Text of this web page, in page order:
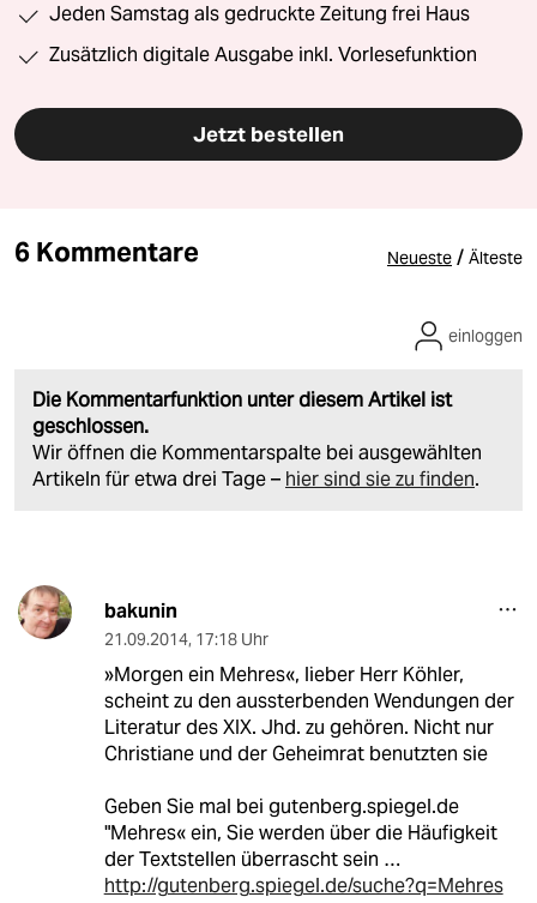
Jeden Samstag als gedruckte Zeitung frei Haus
Zusätzlich digitale Ausgabe inkl. Vorlesefunktion
Jetzt bestellen
6 Kommentare Neueste / Älteste
Die Kommentarfunktion unter diesem Artikel ist
geschlossen.
Wir öffnen die Kommentarspalte bei ausgewählten
Artikeln für etwa drei Tage – hier sind sie zu finden.
einloggen
bakunin
21.09.2014, 17:18 Uhr
»Morgen ein Mehres«, lieber Herr Köhler,
scheint zu den aussterbenden Wendungen der
Literatur des XIX. Jhd. zu gehören. Nicht nur
Christiane und der Geheimrat benutzten sie
Geben Sie mal bei gutenberg.spiegel.de
"Mehres« ein, Sie werden über die Häufigkeit
der Textstellen überrascht sein …
http://gutenberg.spiegel.de/suche?q=Mehres